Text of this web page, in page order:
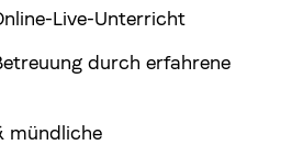
Live-Unterricht
durch erfahrene
mündliche